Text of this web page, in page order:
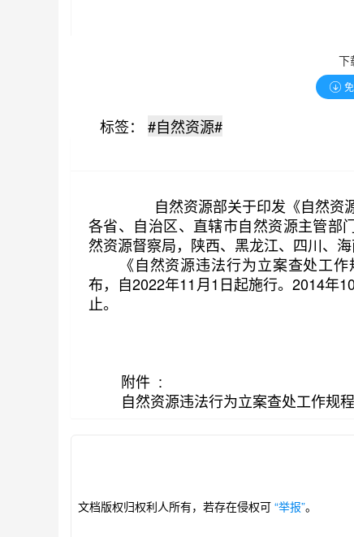
下
标签： #自然资源#
自然资源部关于印发《自然资
各省、自治区、直辖市自然资源主管部
然资源督察局，陕西、黑龙江、四川、
《自然资源违法行为立案查处工作
布，自2022年11月1日起施行。2014年
止。
附件 :
自然资源违法行为立案查处工作规
文档版权归权利人所有，若存在侵权可 “举报”。